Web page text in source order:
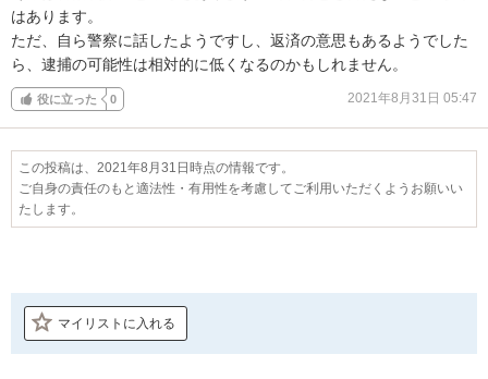
はあります。
ただ、自ら警察に話したようですし、返済の意思もあるようでした
ら、逮捕の可能性は相対的に低くなるのかもしれません。
役に立った 0 2021年8月31日 05:47
この投稿は、2021年8月31日時点の情報です。
ご自身の責任のもと適法性・有用性を考慮してご利用いただくようお願いい
たします。
マイリストに入れる